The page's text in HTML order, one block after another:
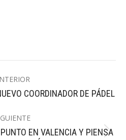
Publicación
COORDINADOR DE PÁDEL
Publicación
EN VALENCIA Y PIENSA